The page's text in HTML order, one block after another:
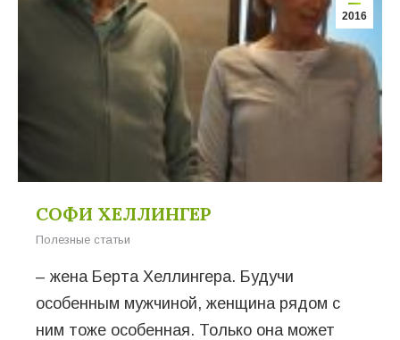
2016
СОФИ ХЕЛЛИНГЕР
Полезные статьи
– жена Берта Хеллингера. Будучи
особенным мужчиной, женщина рядом с
ним тоже особенная. Только она может